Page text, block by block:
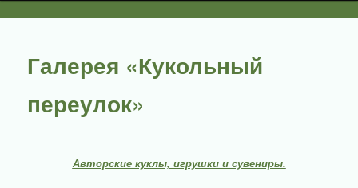
Галерея «Кукольный
переулок»
Авторские куклы, игрушки и сувениры.